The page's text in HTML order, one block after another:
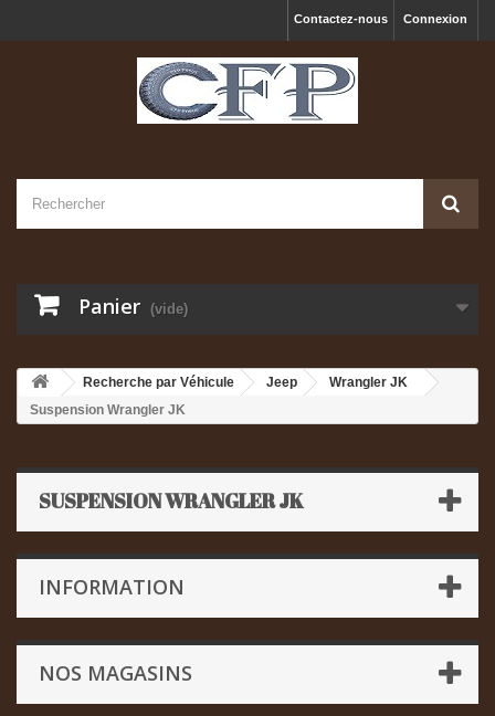
Connexion
Contactez-nous
Panier (vide)
Recherche par Véhicule Jeep
Wrangler JK
Suspension Wrangler JK
SUSPENSION WRANGLER JK
INFORMATION
NOS MAGASINS